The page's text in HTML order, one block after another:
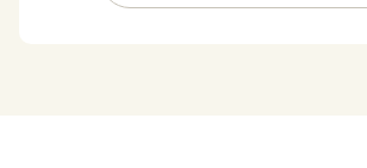
産業は稲作中心からキビ作、亜熱帯果樹